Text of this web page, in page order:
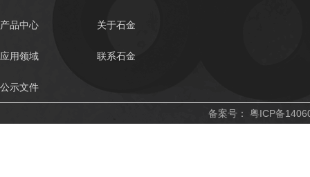
产品中心 关于石金
应用领域 联系石金
公示文件
备案号： 粤ICP备